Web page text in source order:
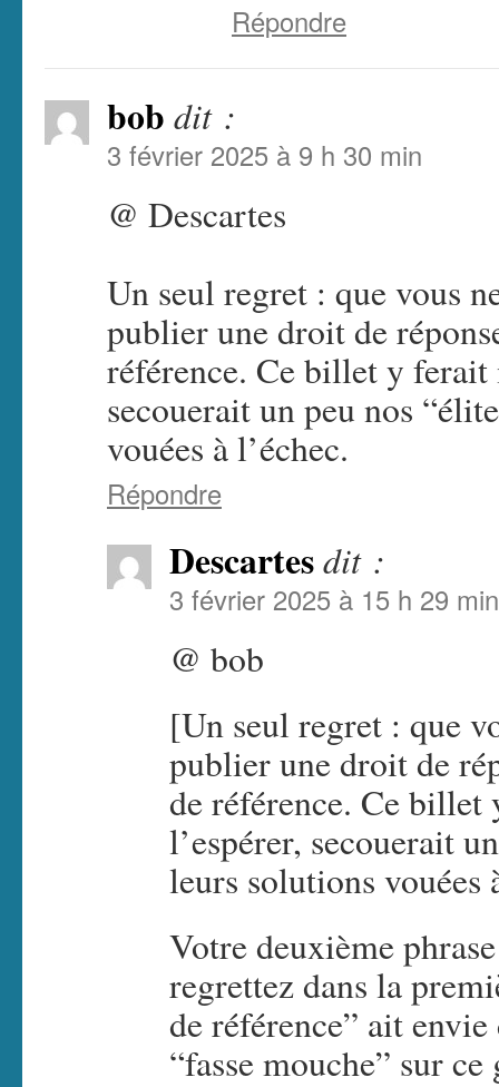
Répondre
bob dit :
3 février 2025 à 9 h 30 min
@ Descartes
Un seul regret : que vous
publier une droit de
référence. Ce billet y ferait
secouerait un peu nos
vouées à l’échec.
Répondre
Descartesdit :
3 février 2025 à 15 h 29 min
@ bob
[Un seul regret : que
publier une droit de
de référence. Ce
l’espérer, secouerait
leurs solutions vouées
Votre deuxième
regrettez dans la
de référence” ait
“fasse mouche” sur